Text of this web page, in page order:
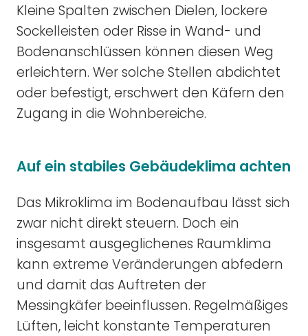
Kleine Spalten zwischen Dielen, lockere
Sockelleisten oder Risse in Wand- und
Bodenanschlüssen können diesen Weg
erleichtern. Wer solche Stellen abdichtet
oder befestigt, erschwert den Käfern den
Zugang in die Wohnbereiche.
Auf ein stabiles Gebäudeklima achten
Das Mikroklima im Bodenaufbau lässt sich
zwar nicht direkt steuern. Doch ein
insgesamt ausgeglichenes Raumklima
kann extreme Veränderungen abfedern
und damit das Auftreten der
Messingkäfer beeinflussen. Regelmäßiges
Lüften, leicht konstante Temperaturen